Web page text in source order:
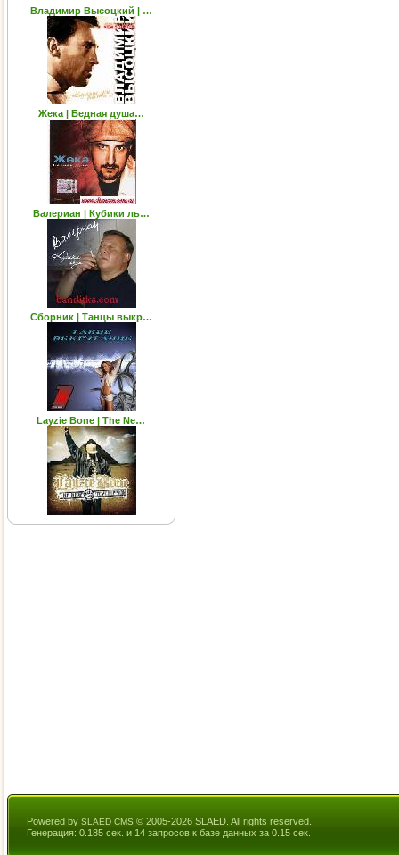
Владимир Высоцкий | …
Жека | Бедная душа…
Валериан | Кубики ль…
Сборник | Танцы выкр…
Layzie Bone | The Ne…
Powered by SLAED CMS © 2005-2026 SLAED. All rights reserved.
Генерация: 0.185 сек. и 14 запросов к базе данных за 0.15 сек.